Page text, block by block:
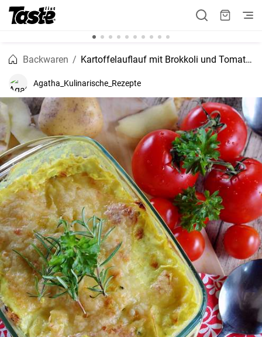
Backwaren Kartoffelauflauf mit Brokkoli und Tomaten
Agatha_Kulinarische_Rezepte